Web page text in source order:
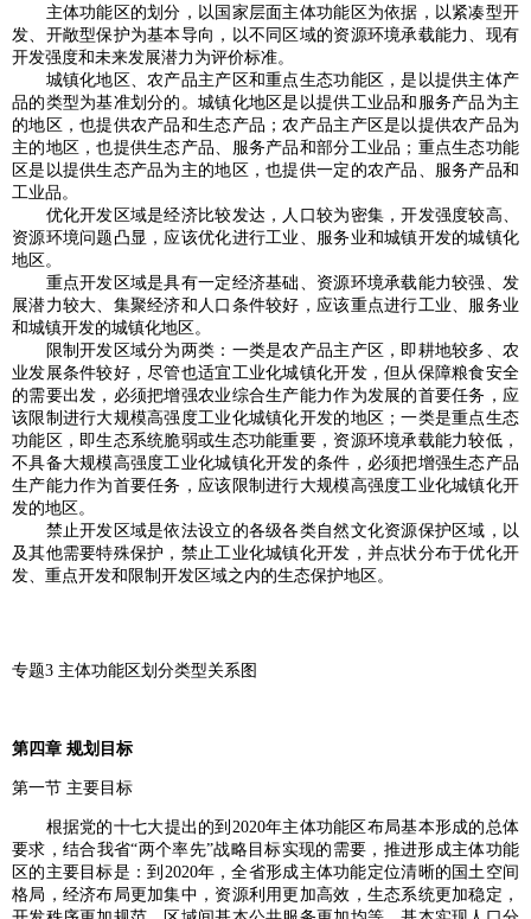
主体功能区的划分，以国家层面主体功能区为依据，以紧凑型开
发、开敞型保护为基本导向，以不同区域的资源环境承载能力、现有
开发强度和未来发展潜力为评价标准。
城镇化地区、农产品主产区和重点生态功能区，是以提供主体产
品的类型为基准划分的。城镇化地区是以提供工业品和服务产品为主
的地区，也提供农产品和生态产品；农产品主产区是以提供农产品为
主的地区，也提供生态产品、服务产品和部分工业品；重点生态功能
区是以提供生态产品为主的地区，也提供一定的农产品、服务产品和
工业品。
优化开发区域是经济比较发达，人口较为密集，开发强度较高、
资源环境问题凸显，应该优化进行工业、服务业和城镇开发的城镇化
地区。
重点开发区域是具有一定经济基础、资源环境承载能力较强、发
展潜力较大、集聚经济和人口条件较好，应该重点进行工业、服务业
和城镇开发的城镇化地区。
限制开发区域分为两类：一类是农产品主产区，即耕地较多、农
业发展条件较好，尽管也适宜工业化城镇化开发，但从保障粮食安全
的需要出发，必须把增强农业综合生产能力作为发展的首要任务，应
该限制进行大规模高强度工业化城镇化开发的地区；一类是重点生态
功能区，即生态系统脆弱或生态功能重要，资源环境承载能力较低，
不具备大规模高强度工业化城镇化开发的条件，必须把增强生态产品
生产能力作为首要任务，应该限制进行大规模高强度工业化城镇化开
发的地区。
禁止开发区域是依法设立的各级各类自然文化资源保护区域，以
及其他需要特殊保护，禁止工业化城镇化开发，并点状分布于优化开
发、重点开发和限制开发区域之内的生态保护地区。
专题3 主体功能区划分类型关系图
第四章 规划目标
第一节 主要目标
根据党的十七大提出的到2020年主体功能区布局基本形成的总体
要求，结合我省“两个率先”战略目标实现的需要，推进形成主体功能
区的主要目标是：到2020年，全省形成主体功能定位清晰的国土空间
格局，经济布局更加集中，资源利用更加高效，生态系统更加稳定，